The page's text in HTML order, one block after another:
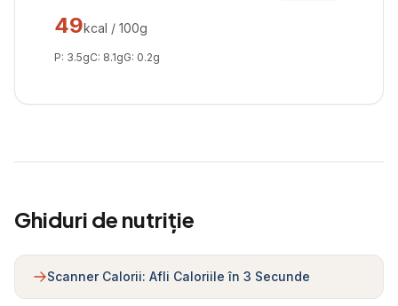
49kcal / 100g
P: 3.5gC: 8.1gG: 0.2g
Ghiduri de nutriție
Scanner Calorii: Afli Caloriile în 3 Secunde